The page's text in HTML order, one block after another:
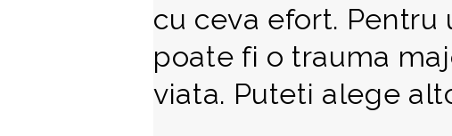
cu ceva efort. Pentru
poate fi o trauma
viata. Puteti alege